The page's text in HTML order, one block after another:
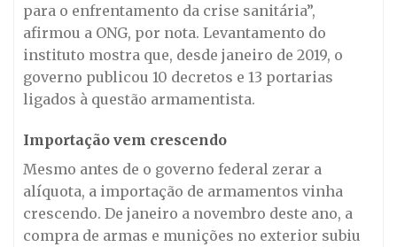
para o enfrentamento da crise sanitária”,
afirmou a ONG, por nota. Levantamento do
instituto mostra que, desde janeiro de 2019, o
governo publicou 10 decretos e 13 portarias
ligados à questão armamentista.
Importação vem crescendo
Mesmo antes de o governo federal zerar a
alíquota, a importação de armamentos vinha
crescendo. De janeiro a novembro deste ano, a
compra de armas e munições no exterior subiu